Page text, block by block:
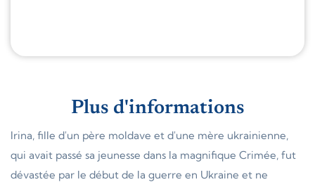
Plus d'informations
Irina, fille d'un père moldave et d'une mère ukrainienne,
qui avait passé sa jeunesse dans la magnifique Crimée, fut
dévastée par le début de la guerre en Ukraine et ne